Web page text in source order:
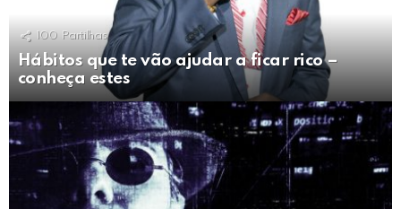
100 Partilhas
Hábitos que te vão ajudar a ficar rico –
conheça estes